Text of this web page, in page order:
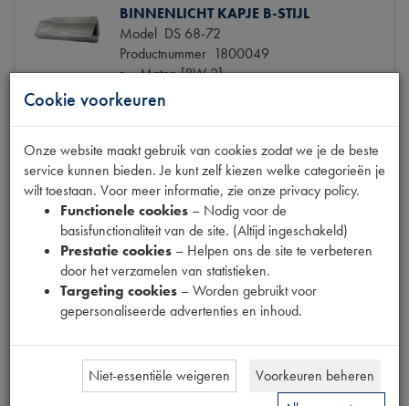
BINNENLICHT KAPJE B-STIJL
Model DS 68-72
Productnummer 1800049
Maten[PW 2]
€ 56,33
Info
Mail ons
BINNENLICHT KAPJE (6)
ModelDS BK
Productnummer1801010
OE CitroënDF545-20
Maten[PW 1]
€ 25,69(€ 21,23 excl. btw)
Cookie voorkeuren
Onze website maakt gebruik van cookies zodat we je de beste
service kunnen bieden. Je kunt zelf kiezen welke categorieën je
wilt toestaan. Voor meer informatie, zie onze privacy policy.
Functionele cookies – Nodig voor de
basisfunctionaliteit van de site. (Altijd ingeschakeld)
Prestatie cookies – Helpen ons de site te verbeteren
door het verzamelen van statistieken.
Targeting cookies – Worden gebruikt voor
gepersonaliseerde advertenties en inhoud.
Niet-essentiële weigeren
Voorkeuren beheren